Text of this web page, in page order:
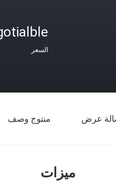
السعر
عرض منتوج وصف
ميزات